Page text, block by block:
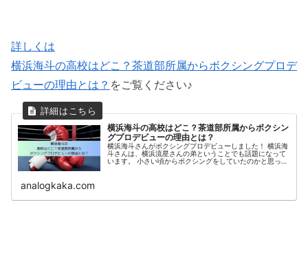
詳しくは
横浜海斗の高校はどこ？茶道部所属からボクシングプロデ
ビューの理由とは？ をご覧ください♪
横浜海斗の高校はどこ？茶道部所属からボクシン
グプロデビューの理由とは？
横浜海斗さんがボクシングプロデビューしました！ 横浜海
斗さんは、横浜流星さんの弟ということでも話題になって
います。 小さい頃からボクシングをしていたのかと思った
analogkaka.com